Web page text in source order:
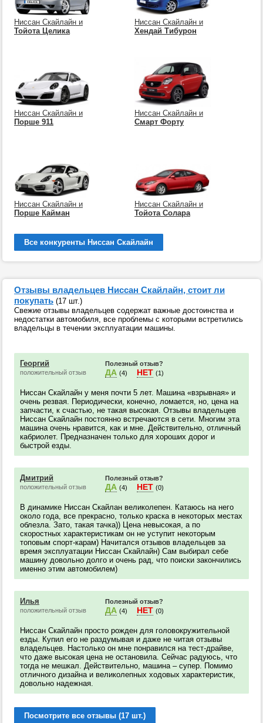
Ниссан Скайлайн и
Тойота Целика
Ниссан Скайлайн и
Хендай Тибурон
Ниссан Скайлайн и
Порше 911
Ниссан Скайлайн и
Смарт Форту
Ниссан Скайлайн и
Порше Кайман
Ниссан Скайлайн и
Тойота Солара
Все конкуренты Ниссан Скайлайн
Отзывы владельцев Ниссан Скайлайн, стоит ли
покупать (17 шт.)
Свежие отзывы владельцев содержат важные достоинства и
недостатки автомобиля, все проблемы с которыми встретились
владельцы в течении эксплуатации машины.
Георгий
положительный отзыв
Полезный отзыв?
ДА (4) НЕТ (1)
Ниссан Скайлайн у меня почти 5 лет. Машина «взрывная» и
очень резвая. Периодически, конечно, ломается, но, цена на
запчасти, к счастью, не такая высокая. Отзывы владельцев
Ниссан Скайлайн постоянно встречаются в сети. Многим эта
машина очень нравится, как и мне. Действительно, отличный
кабриолет. Предназначен только для хороших дорог и
быстрой езды.
Дмитрий
положительный отзыв
Полезный отзыв?
ДА (4) НЕТ (0)
В динамике Ниссан Скайлан великолепен. Катаюсь на него
около года, все прекрасно, только краска в некоторых местах
облезла. Зато, такая тачка)) Цена невысокая, а по
скоростных характеристикам он не уступит некоторым
топовым спорт-карам) Начитался отзывов владельцев за
время эксплуатации Ниссан Скайлайн) Сам выбирал себе
машину довольно долго и очень рад, что поиски закончились
именно этим автомобилем)
Илья
положительный отзыв
Полезный отзыв?
ДА (4) НЕТ (0)
Ниссан Скайлайн просто рожден для головокружительной
езды. Купил его не раздумывая и даже не читая отзывы
владельцев. Настолько он мне понравился на тест-драйве,
что даже высокая цена не остановила. Сейчас радуюсь, что
тогда не мешкал. Действительно, машина – супер. Помимо
отличного дизайна и великолепных ходовых характеристик,
довольно надежная.
Посмотрите все отзывы (17 шт.)